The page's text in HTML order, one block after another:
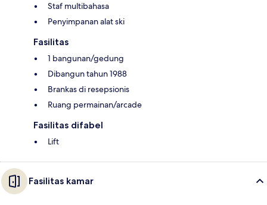
Staf multibahasa
Penyimpanan alat ski
Fasilitas
1 bangunan/gedung
Dibangun tahun 1988
Brankas di resepsionis
Ruang permainan/arcade
Fasilitas difabel
Lift
Fasilitas kamar